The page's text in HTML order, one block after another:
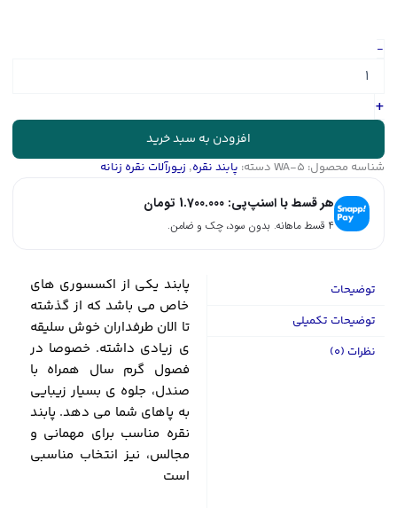
-
آبکاری
طلا
برف
کد
5
عدد
+
افزودن به سبد خرید
شناسه محصول: WA-5 دسته: پابند نقره, زیورآلات نقره زنانه
هر قسط با اسنپ‌پی: 1.700.000 تومان
۴ قسط ماهانه. بدون سود، چک و ضامن.
توضیحات
توضیحات تکمیلی
نظرات (0)
پابند یکی از اکسسوری های
خاص می باشد که از گذشته
تا الان طرفداران خوش سلیقه
ی زیادی داشته. خصوصا در
فصول گرم سال همراه با
صندل، جلوه ی بسیار زیبایی
به پاهای شما می دهد. پابند
نقره مناسب برای مهمانی و
مجالس، نیز انتخاب مناسبی
است